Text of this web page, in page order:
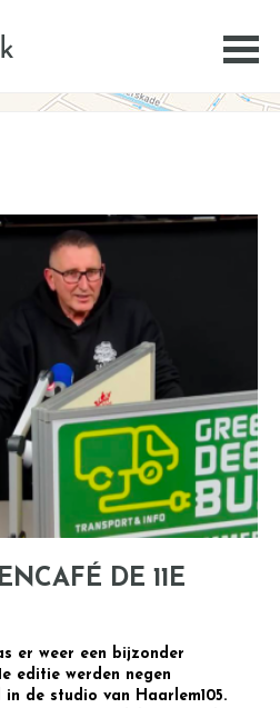
DE 11E
er weer een bijzonder
editie werden negen
de studio van Haarlem105.